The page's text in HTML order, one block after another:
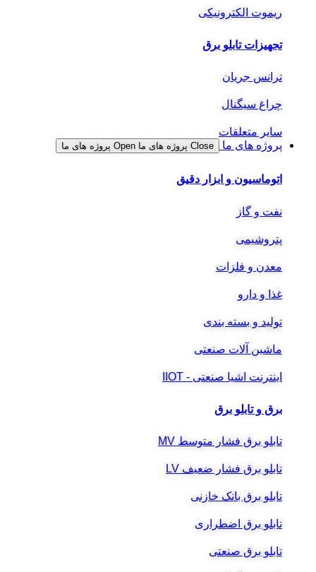
ریموت الکترونیکی
تجهیزات تابلو برق
ترانس جریان
چراغ سیگنال
سایر متعلقات
پروژه های ما
Close پروژه های ما Open پروژه های ما
اتوماسیون و ابزار دقیق
نفت و گاز
پتروشیمی
معدن و فلزات
غذا و دارو
تولید و بسته بندی
ماشین آلات صنعتی
اینترنت اشیا صنعتی - IIOT
برق و تابلو برق
تابلو برق فشار متوسط MV
تابلو برق فشار ضعیف LV
تابلو برق بانک خازنی
تابلو برق اضطراری
تابلو برق صنعتی